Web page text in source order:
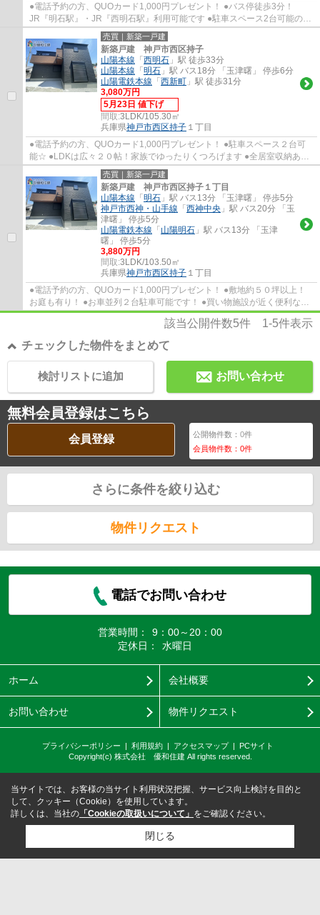
●電話予約の方、QUOカード1,000円プレゼント！ ●バス停徒歩3分！
JR『明石駅』・JR『西明石駅』利用可能です ●駐車スペース2台可能の３
LDK新築戸建です ●全居室に収納有りますのでお部...
売買｜新築一戸建
新築戸建 神戸市西区持子
山陽本線 「西明石 」駅 徒歩33分
山陽本線 「明石 」駅 バス18分 「玉津曙」 停歩6分
山陽電鉄本線 「西新町 」駅 徒歩31分
3,080万円
5月23日 値下げ
間取:3LDK/105.30㎡
兵庫県神戸市西区持子 １丁目
●電話予約の方、QUOカード1,000円プレゼント！ ●駐車スペース２台可
能☆ ●LDKは広々２０帖！家族でゆったりくつろげます ●全居室収納あり
WICありでスッキリ生活できます ●出合小学校・...
売買｜新築一戸建
新築戸建 神戸市西区持子１丁目
山陽本線 「明石 」駅 バス13分 「玉津曙」 停歩5分
神戸市西神・山手線 「西神中央 」駅 バス20分 「玉
津曙」 停歩5分
山陽電鉄本線 「山陽明石 」駅 バス13分 「玉津
曙」 停歩5分
3,880万円
間取:3LDK/103.50㎡
兵庫県神戸市西区持子 １丁目
●電話予約の方、QUOカード1,000円プレゼント！ ●敷地約５０坪以上！
お庭も有り！ ●お車並列２台駐車可能です！ ●買い物施設が近く便利な立
地です！ ●WIC×３に大型CL！収納豊富！ ●出合...
該当公開件数5件 1-5件表示
チェックした物件をまとめて
お問い合わせ
検討リストに追加
無料会員登録はこちら
会員登録 公開物件数：0件
会員物件数：0件
さらに条件を絞り込む
物件リクエスト
電話でお問い合わせ
営業時間：
9：00～20：00
定休日：
水曜日
ホーム 会社概要
お問い合わせ 物件リクエスト
プライバシーポリシー 利用規約 アクセスマップ
PCサイト
Copyright(c) 株式会社 優和住建 All rights reserved.
当サイトでは、お客様の当サイト利用状況把握、サービス向上検討を目的と
して、クッキー（Cookie）を使用しています。
詳しくは、当社の 「Cookieの取扱いについて」 をご確認ください。
閉じる